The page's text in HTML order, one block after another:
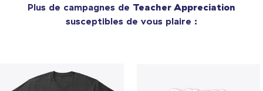
Plus de campagnes de Teacher Appreciation
susceptibles de vous plaire :